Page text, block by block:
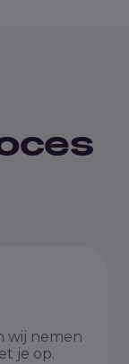
wij nemen
je op.